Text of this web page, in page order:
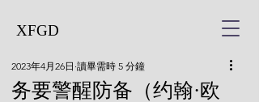
XFGD
务要警醒防备（约翰·欧
2023年4月26日 讀畢需時 5 分鐘